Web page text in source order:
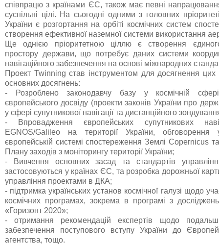
співпрацю з країнами ЄС, також має певні
суспільні цілі. На сьогодні одними з головних
України є розгортання на орбіті космічних систем
створення ефективної наземної системи використання
Ще однією пріоритетною ціллю є створення
простору держави, що потребує даних системи
навігаційного забезпечення на основі міжнародних
Проект Twinning став інструментом для досягнення
основних досягнень:
- Розроблено законодавчу базу у космічній
європейського досвіду (проекти законів України про
у сфері супутникової навігації та дистанційного
- Впровадження європейських супутникових
EGNOS/Galileo на території України, обговорення
європейській системі спостереження Землі Copernicus
Плану заходів з моніторингу території України;
- Вивчення основних засад та стандартів
застосовуються у країнах ЄС, та розробка дорожньої
управління проектами в ДКА;
- підтримка українських установ космічної галузі щодо
космічних програмах, зокрема в програмі з
«Горизонт 2020»;
- отримання рекомендацій експертів щодо
забезпечення поступового вступу України до
агентства, тощо.